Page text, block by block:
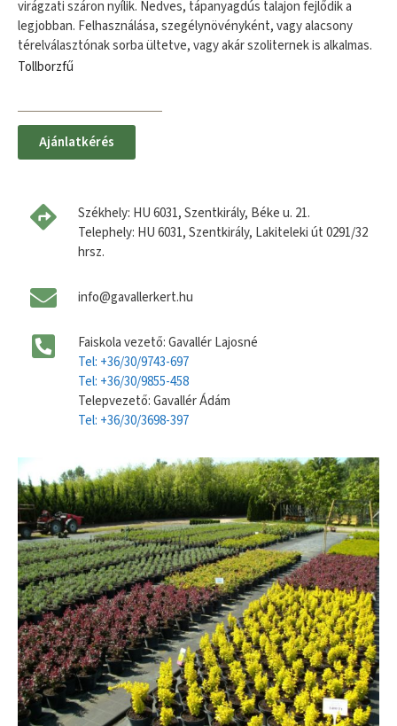
virágzati száron nyílik. Nedves, tápanyagdús talajon fejlődik a
legjobban. Felhasználása, szegélynövényként, vagy alacsony
térelválasztónak sorba ültetve, vagy akár szoliternek is alkalmas.
Tollborzfű
Ajánlatkérés
Székhely: HU 6031, Szentkirály, Béke u. 21.
Telephely: HU 6031, Szentkirály, Lakiteleki út 0291/32
hrsz.
info@gavallerkert.hu
Faiskola vezető: Gavallér Lajosné
Tel: +36/30/9743-697
Tel: +36/30/9855-458
Telepvezető: Gavallér Ádám
Tel: +36/30/3698-397